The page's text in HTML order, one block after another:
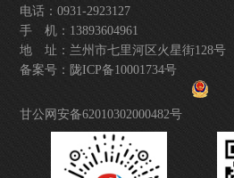
电话：0931-2923127
手 机：13893604961
地 址：兰州市七里河区火星街128号
备案号： 陇ICP备10001734号
甘公网安备62010302000482号